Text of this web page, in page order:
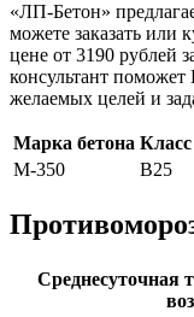
«ЛП-Бетон»
можете заказать или
цене от 3190 рублей
консультант
желаемых целей и
Марка бетона Класс
М-350
В25
Среднесуточная